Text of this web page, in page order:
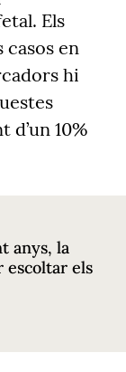
Els
en
hi
10%
anys, la
escoltar els